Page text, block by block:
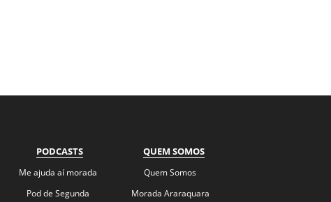
PODCASTS
Me ajuda aí morada
Pod de Segunda
QUEM SOMOS
Quem Somos
Morada Araraquara